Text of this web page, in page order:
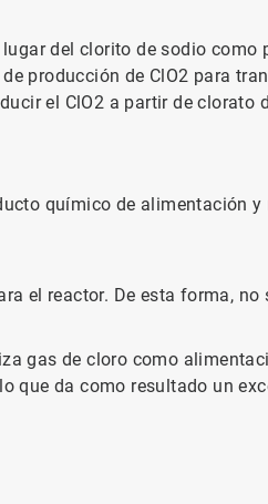
del clorito de sodio
producción de ClO2 para
el ClO2 a partir de
químico de alimentación
el reactor. De esta forma,
gas de cloro como
que da como resultado un